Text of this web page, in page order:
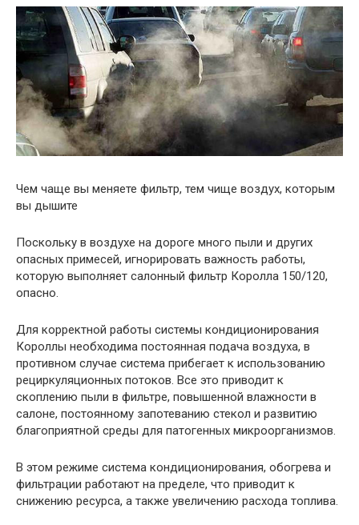
Чем чаще вы меняете фильтр, тем чище воздух, которым
вы дышите
Поскольку в воздухе на дороге много пыли и других
опасных примесей, игнорировать важность работы,
которую выполняет салонный фильтр Королла 150/120,
опасно.
Для корректной работы системы кондиционирования
Короллы необходима постоянная подача воздуха, в
противном случае система прибегает к использованию
рециркуляционных потоков. Все это приводит к
скоплению пыли в фильтре, повышенной влажности в
салоне, постоянному запотеванию стекол и развитию
благоприятной среды для патогенных микроорганизмов.
В этом режиме система кондиционирования, обогрева и
фильтрации работают на пределе, что приводит к
снижению ресурса, а также увеличению расхода топлива.